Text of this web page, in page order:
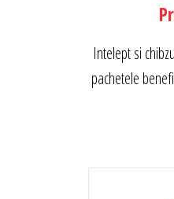
Intelept si
pachetele